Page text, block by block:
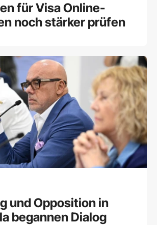
für Visa Online-
noch stärker prüfen
und Opposition in
begannen Dialog